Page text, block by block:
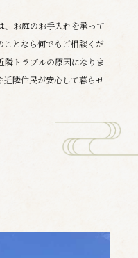
、お庭のお手入れを承って
となら何でもご相談くだ
トラブルの原因になりま
近隣住民が安心して暮らせ